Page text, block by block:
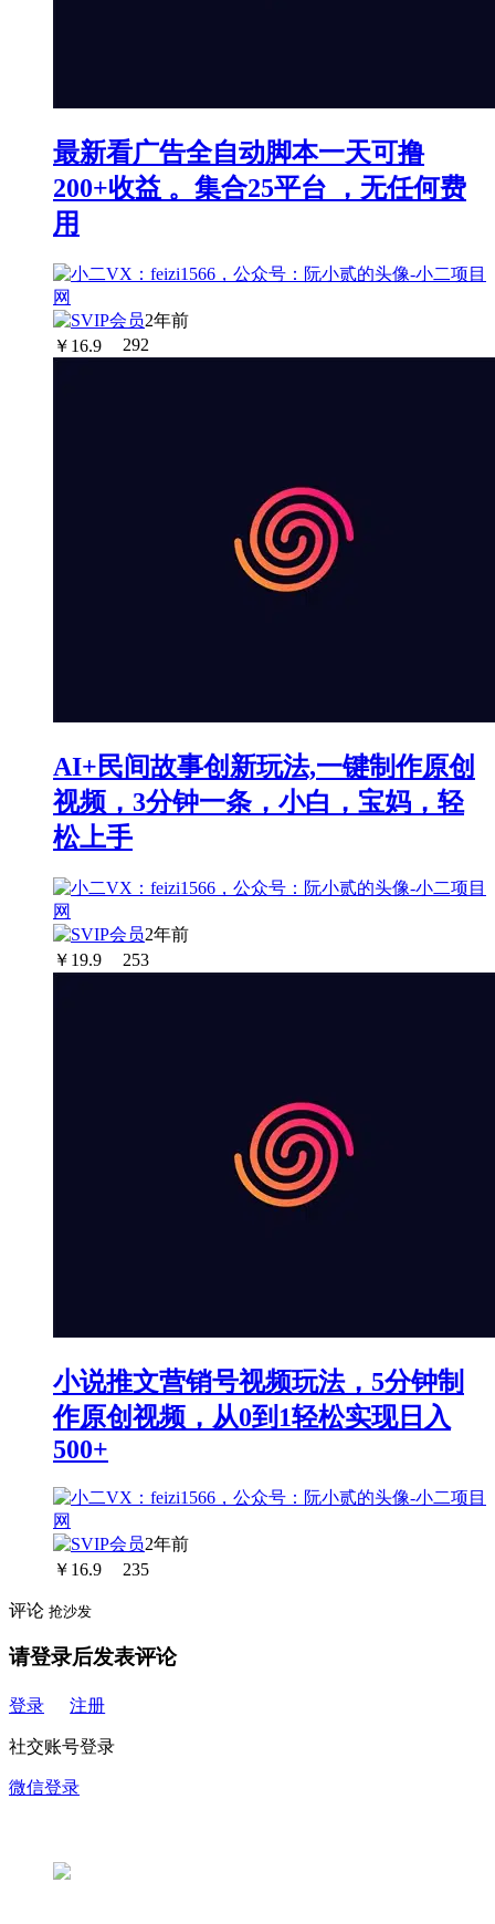
最新看广告全自动脚本一天可撸
200+收益 。集合25平台 ，无任何费
用
2年前
￥ 16.9 292
AI+民间故事创新玩法,一键制作原创
视频，3分钟一条，小白，宝妈，轻
松上手
2年前
￥ 19.9 253
小说推文营销号视频玩法，5分钟制
作原创视频，从0到1轻松实现日入
500+
2年前
￥ 16.9 235
评论 抢沙发
请登录后发表评论
登录 注册
社交账号登录
微信登录